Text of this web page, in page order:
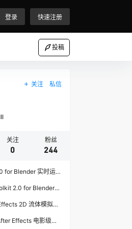
登录 快速注册
投稿
关注 私信
关注
0
粉丝
244
for Blender 实时运
2.0 for Blender
2D 流体模拟插
Effects 电影级镜